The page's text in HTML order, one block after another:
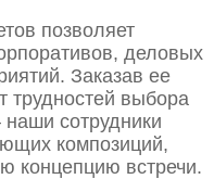
позволяет
деловых
Заказав ее
трудностей выбора
сотрудники
композиций,
концепцию встречи.